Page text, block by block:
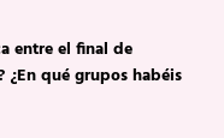
entre el final de
qué grupos habéis